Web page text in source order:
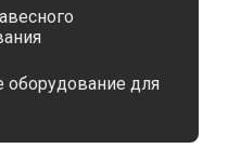
оборудование для